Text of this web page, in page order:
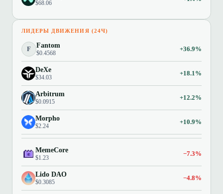
$68.06
ЛИДЕРЫ ДВИЖЕНИЯ (24Ч)
F Fantom
$0.4568
+36.9%
DeXe
$34.03
+18.1%
Arbitrum
$0.0915
+12.2%
Morpho
$2.24
+10.9%
MemeCore
$1.23
−7.3%
Lido DAO
$0.3085
−4.8%